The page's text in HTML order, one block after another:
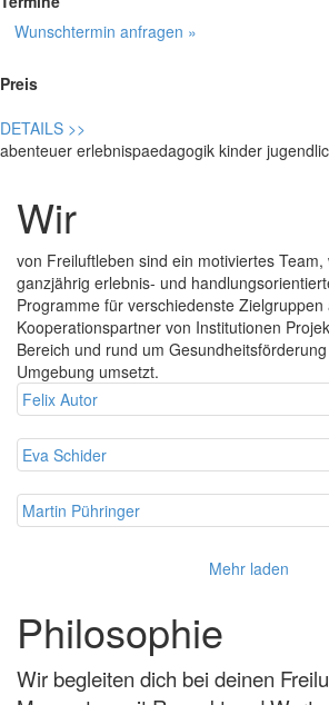
Wunschtermin anfragen »
Preis
DETAILS >>
abenteuer erlebnispaedagogik kinder
Wir
von Freiluftleben sind ein motiviertes
ganzjährig erlebnis- und
Programme für verschiedenste
Kooperationspartner von Institutionen
Bereich und rund um
Umgebung umsetzt.
Felix Autor
Eva Schider
Martin Pühringer
Mehr laden
Philosophie
Wir begleiten dich bei deinen